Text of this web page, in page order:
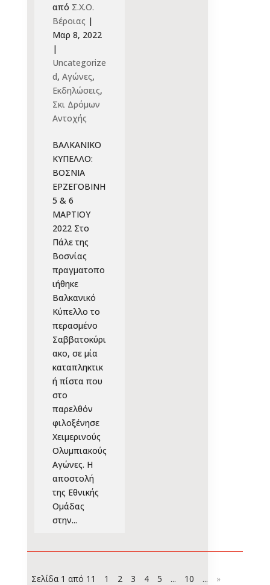
από Σ.Χ.Ο.
Βέροιας |
Μαρ 8, 2022
|
Uncategorize
d, Αγώνες,
Εκδηλώσεις,
Σκι Δρόμων
Αντοχής
ΒΑΛΚΑΝΙΚΟ
ΚΥΠΕΛΛΟ:
ΒΟΣΝΙΑ
ΕΡΖΕΓΟΒΙΝΗ
5 & 6
ΜΑΡΤΙΟΥ
2022 Στο
Πάλε της
Βοσνίας
πραγματοπο
ιήθηκε
Βαλκανικό
Κύπελλο το
περασμένο
Σαββατοκύρι
ακο, σε μία
καταπληκτικ
ή πίστα που
στο
παρελθόν
φιλοξένησε
Χειμερινούς
Ολυμπιακούς
Αγώνες. Η
αποστολή
της Εθνικής
Ομάδας
στην...
Σελίδα 1 από 11 1 2 3 4 5 ... 10 ...
»